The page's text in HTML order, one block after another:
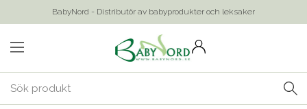
BabyNord - Distributör av babyprodukter och leksaker